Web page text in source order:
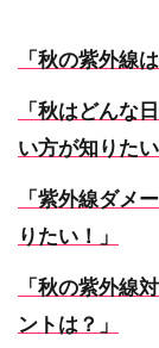
「秋の紫外線
「秋はどんな
い方が知りたい
「紫外線ダメ
りたい！」
「秋の紫外線
ントは？」